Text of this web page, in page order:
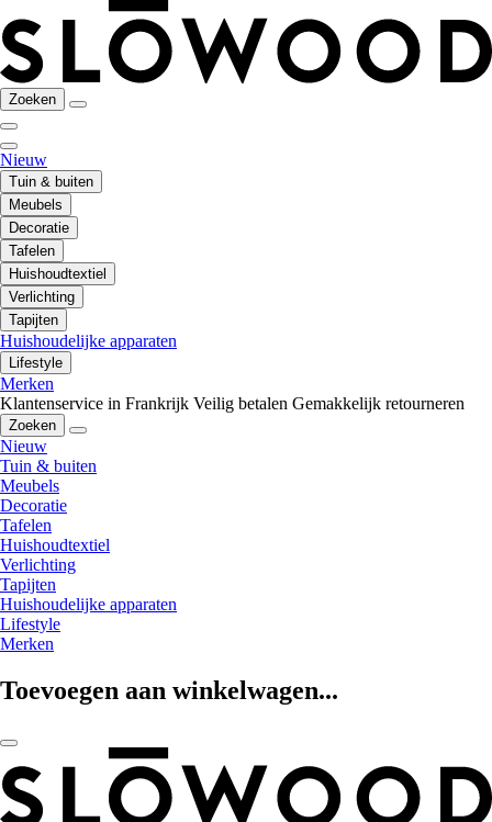
Zoeken
Nieuw
Tuin & buiten
Meubels
Decoratie
Tafelen
Huishoudtextiel
Verlichting
Tapijten
Huishoudelijke apparaten
Lifestyle
Merken
Klantenservice in Frankrijk Veilig betalen Gemakkelijk retourneren
Zoeken
Nieuw
Tuin & buiten
Meubels
Decoratie
Tafelen
Huishoudtextiel
Verlichting
Tapijten
Huishoudelijke apparaten
Lifestyle
Merken
Toevoegen aan winkelwagen...